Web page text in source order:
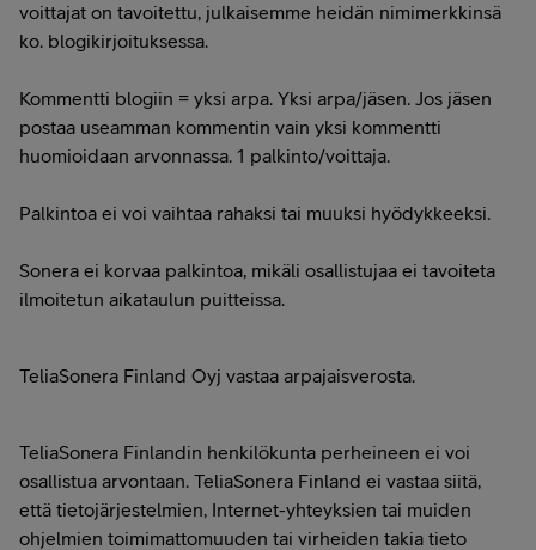
voittajat on tavoitettu, julkaisemme heidän nimimerkkinsä
ko. blogikirjoituksessa.
Kommentti blogiin = yksi arpa. Yksi arpa/jäsen. Jos jäsen
postaa useamman kommentin vain yksi kommentti
huomioidaan arvonnassa. 1 palkinto/voittaja.
Palkintoa ei voi vaihtaa rahaksi tai muuksi hyödykkeeksi.
Sonera ei korvaa palkintoa, mikäli osallistujaa ei tavoiteta
ilmoitetun aikataulun puitteissa.
TeliaSonera Finland Oyj vastaa arpajaisverosta.
TeliaSonera Finlandin henkilökunta perheineen ei voi
osallistua arvontaan. TeliaSonera Finland ei vastaa siitä,
että tietojärjestelmien, Internet-yhteyksien tai muiden
ohjelmien toimimattomuuden tai virheiden takia tieto